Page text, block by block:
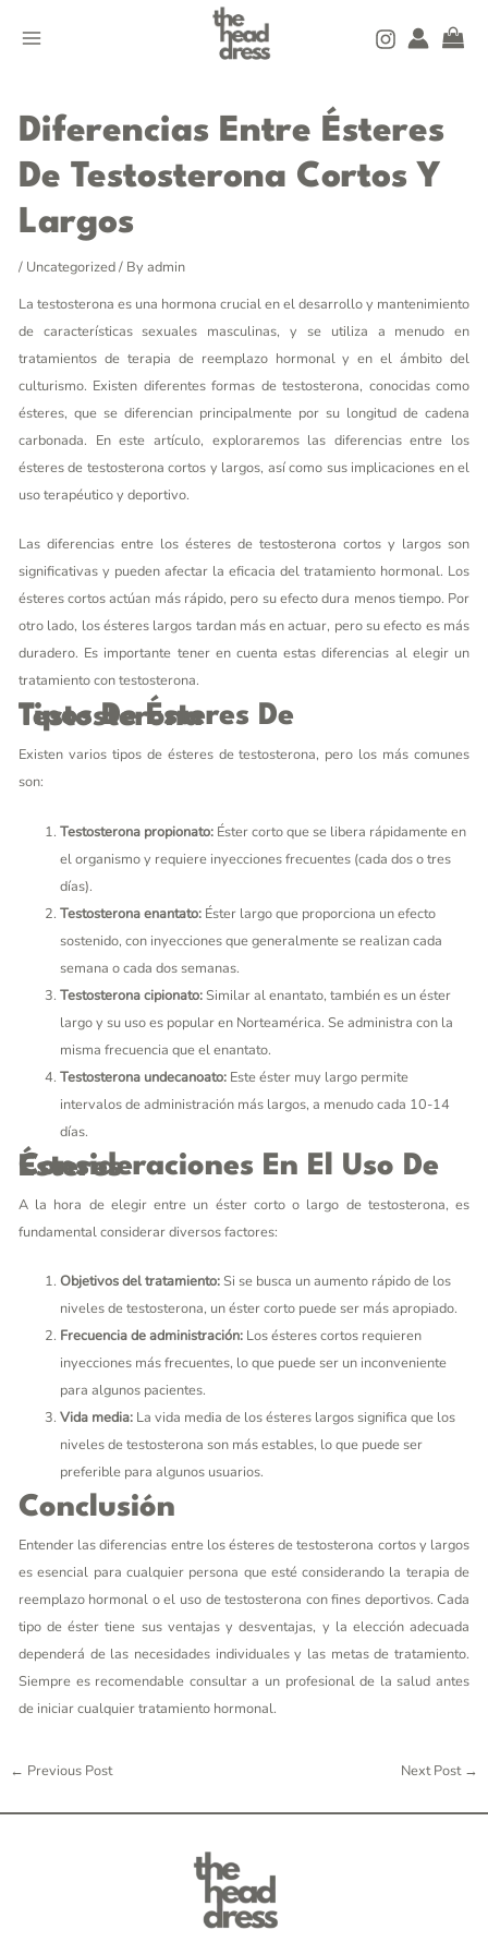
MENU
Diferencias Entre Ésteres
De Testosterona Cortos Y
Largos
/ Uncategorized/ By admin
La testosterona es una hormona crucial en el desarrollo y mantenimiento
de características sexuales masculinas, y se utiliza a menudo en
tratamientos de terapia de reemplazo hormonal y en el ámbito del
culturismo. Existen diferentes formas de testosterona, conocidas como
ésteres, que se diferencian principalmente por su longitud de cadena
carbonada. En este artículo, exploraremos las diferencias entre los
ésteres de testosterona cortos y largos, así como sus implicaciones en el
uso terapéutico y deportivo.
Las diferencias entre los ésteres de testosterona cortos y largos son
significativas y pueden afectar la eficacia del tratamiento hormonal. Los
ésteres cortos actúan más rápido, pero su efecto dura menos tiempo. Por
otro lado, los ésteres largos tardan más en actuar, pero su efecto es más
duradero. Es importante tener en cuenta estas diferencias al elegir un
tratamiento con testosterona.
Tipos De Ésteres De Testosterona
Existen varios tipos de ésteres de testosterona, pero los más comunes
son:
Testosterona propionato: Éster corto que se libera rápidamente en
el organismo y requiere inyecciones frecuentes (cada dos o tres
días).
Testosterona enantato: Éster largo que proporciona un efecto
sostenido, con inyecciones que generalmente se realizan cada
semana o cada dos semanas.
Testosterona cipionato:Similar al enantato, también es un éster
largo y su uso es popular en Norteamérica. Se administra con la
misma frecuencia que el enantato.
Testosterona undecanoato: Este éster muy largo permite
intervalos de administración más largos, a menudo cada 10-14
días.
Consideraciones En El Uso De Ésteres
A la hora de elegir entre un éster corto o largo de testosterona, es
fundamental considerar diversos factores:
Objetivos del tratamiento:Si se busca un aumento rápido de los
niveles de testosterona, un éster corto puede ser más apropiado.
Frecuencia de administración: Los ésteres cortos requieren
inyecciones más frecuentes, lo que puede ser un inconveniente
para algunos pacientes.
Vida media: La vida media de los ésteres largos significa que los
niveles de testosterona son más estables, lo que puede ser
preferible para algunos usuarios.
Conclusión
Entender las diferencias entre los ésteres de testosterona cortos y largos
es esencial para cualquier persona que esté considerando la terapia de
reemplazo hormonal o el uso de testosterona con fines deportivos. Cada
tipo de éster tiene sus ventajas y desventajas, y la elección adecuada
dependerá de las necesidades individuales y las metas de tratamiento.
Siempre es recomendable consultar a un profesional de la salud antes
de iniciar cualquier tratamiento hormonal.
navigation
← Previous Post Next Post →